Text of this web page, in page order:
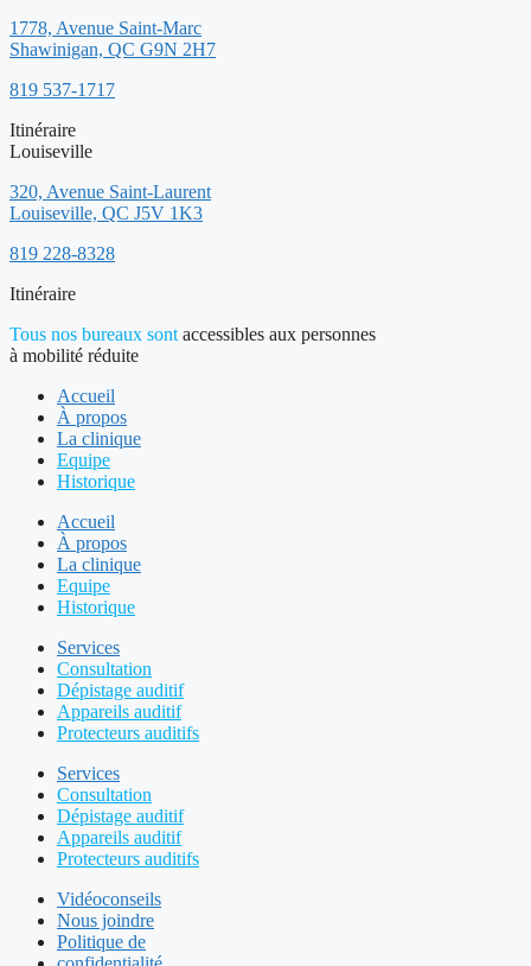
1778, Avenue Saint-Marc
Shawinigan, QC G9N 2H7
819 537-1717
Itinéraire
Louiseville
320, Avenue Saint-Laurent
Louiseville, QC J5V 1K3
819 228-8328
Itinéraire
Tous nos bureaux sont accessibles aux personnes
à mobilité réduite
Accueil
À propos
La clinique
Equipe
Historique
Accueil
À propos
La clinique
Equipe
Historique
Services
Consultation
Dépistage auditif
Appareils auditif
Protecteurs auditifs
Services
Consultation
Dépistage auditif
Appareils auditif
Protecteurs auditifs
Vidéoconseils
Nous joindre
Politique de